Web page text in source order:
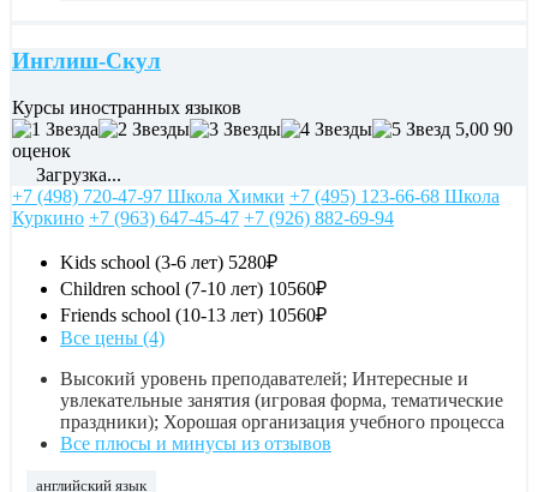
Инглиш-Скул
Курсы иностранных языков
5,00 90
оценок
Загрузка...
+7 (498) 720-47-97 Школа Химки +7 (495) 123-66-68 Школа
Куркино +7 (963) 647-45-47 +7 (926) 882-69-94
Kids school (3-6 лет) 5280₽
Children school (7-10 лет) 10560₽
Friends school (10-13 лет) 10560₽
Все цены (4)
Высокий уровень преподавателей; Интересные и
увлекательные занятия (игровая форма, тематические
праздники); Хорошая организация учебного процесса
Все плюсы и минусы из отзывов
английский язык